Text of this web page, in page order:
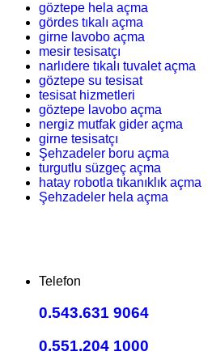
göztepe hela açma
gördes tıkalı açma
girne lavobo açma
mesir tesisatçı
narlıdere tıkalı tuvalet açma
göztepe su tesisat
tesisat hizmetleri
göztepe lavobo açma
nergiz mutfak gider açma
girne tesisatçı
Şehzadeler boru açma
turgutlu süzgeç açma
hatay robotla tıkanıklık açma
Şehzadeler hela açma
Telefon
0.543.631 9064
0.551.204 1000